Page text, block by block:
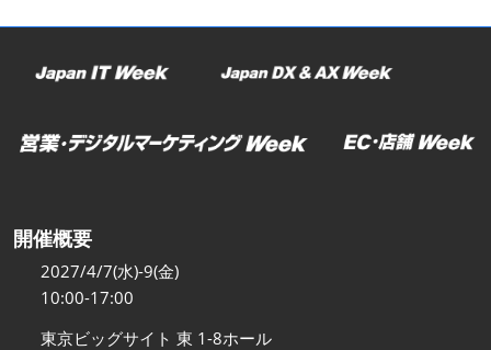
む
開催概要
2027/4/7(水)-9(金)
10:00-17:00
東京ビッグサイト 東 1-8ホール